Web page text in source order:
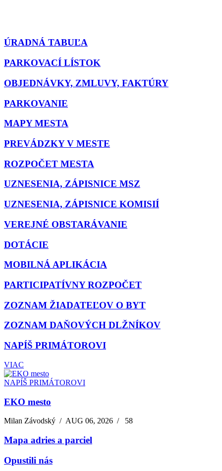
ÚRADNÁ TABUĽA
PARKOVACÍ LÍSTOK
OBJEDNÁVKY, ZMLUVY, FAKTÚRY
PARKOVANIE
MAPY MESTA
PREVÁDZKY V MESTE
ROZPOČET MESTA
UZNESENIA, ZÁPISNICE MSZ
UZNESENIA, ZÁPISNICE KOMISIÍ
VEREJNÉ OBSTARÁVANIE
DOTÁCIE
MOBILNÁ APLIKÁCIA
PARTICIPATÍVNY ROZPOČET
ZOZNAM ŽIADATEĽOV O BYT
ZOZNAM DAŇOVÝCH DLŽNÍKOV
NAPÍŠ PRIMÁTOROVI
VIAC
NAPÍŠ PRIMÁTOROVI
EKO mesto
Milan Závodský /AUG 06, 2026 / 58
Mapa adries a parciel
Opustili nás